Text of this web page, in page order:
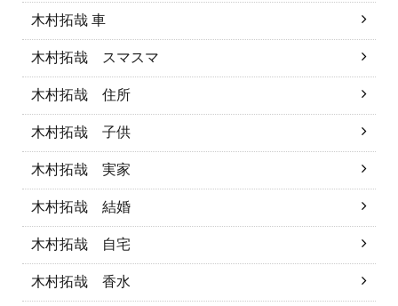
木村拓哉 車
木村拓哉 スマスマ
木村拓哉 住所
木村拓哉 子供
木村拓哉 実家
木村拓哉 結婚
木村拓哉 自宅
木村拓哉 香水